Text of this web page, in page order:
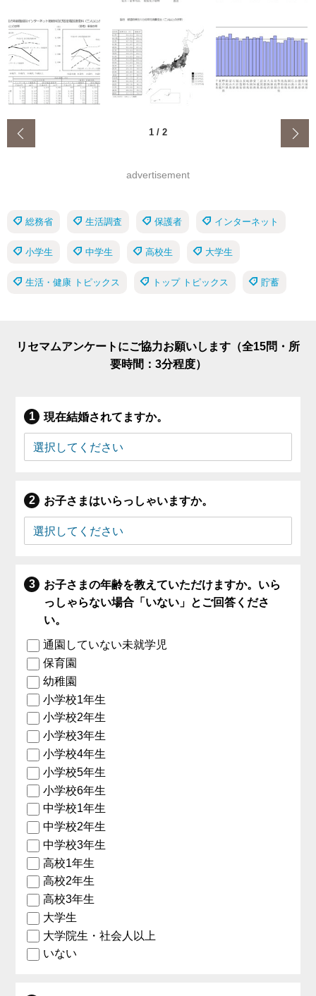
1 / 2
advertisement
総務省 生活調査 保護者 インターネット
小学生 中学生 高校生 大学生
生活・健康 トピックス トップ トピックス 貯蓄
リセマムアンケートにご協力お願いします（全15問・所
要時間：3分程度）
現在結婚されてますか。
お子さまはいらっしゃいますか。
お子さまの年齢を教えていただけますか。いら
っしゃらない場合「いない」とご回答くださ
い。
通園していない未就学児
保育園
幼稚園
小学校1年生
小学校2年生
小学校3年生
小学校4年生
小学校5年生
小学校6年生
中学校1年生
中学校2年生
中学校3年生
高校1年生
高校2年生
高校3年生
大学生
大学院生・社会人以上
いない